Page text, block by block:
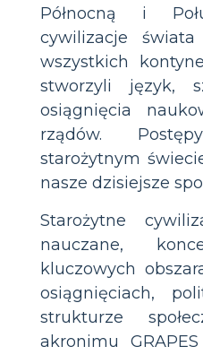
Północną i
cywilizacje
wszystkich
stworzyli język,
osiągnięcia
rządów.
starożytnym
nasze dzisiejsze
Starożytne
nauczane,
kluczowych
osiągnięciach,
strukturze
akronimu